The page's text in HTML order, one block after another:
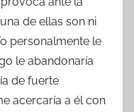
de ellas son ni
personalmente le
le abandonaría
de fuerte
acercaría a él con